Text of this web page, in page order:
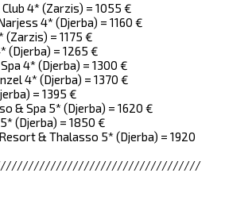
4* (Zarzis) = 1055 €
4* (Djerba) = 1160 €
(Zarzis) = 1175 €
(Djerba) = 1265 €
4* (Djerba) = 1300 €
4* (Djerba) = 1370 €
= 1395 €
& Spa 5* (Djerba) = 1620 €
(Djerba) = 1850 €
& Thalasso 5* (Djerba) = 1920